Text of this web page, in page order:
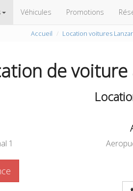
Véhicules Promotions
Accueil Location voitures
de
1